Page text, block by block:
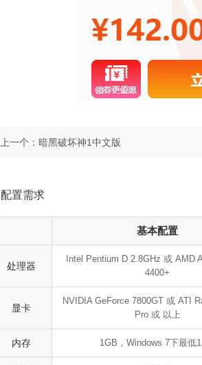
上一个： 暗黑破坏神1中文版
配置需求
基本配置
处理器
Intel Pentium D 2.8GHz 或 AMD
4400+
显卡
NVIDIA GeForce 7800GT 或 ATI
Pro 或 以上
内存 1GB，Windows 7下最低